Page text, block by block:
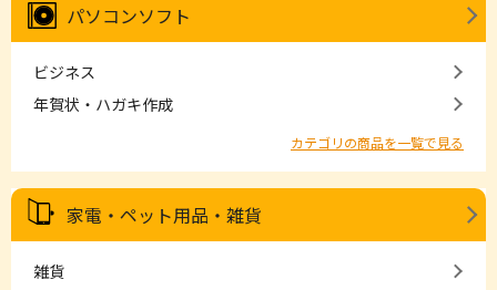
パソコンソフト
ビジネス
年賀状・ハガキ作成
カテゴリの商品を一覧で見る
家電・ペット用品・雑貨
雑貨